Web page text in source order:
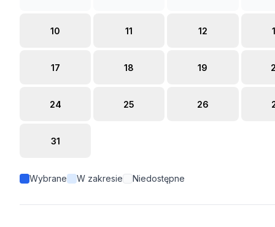
10 11 12
17 18 19
24 25 26
31
Wybrane W zakresie Niedostępne